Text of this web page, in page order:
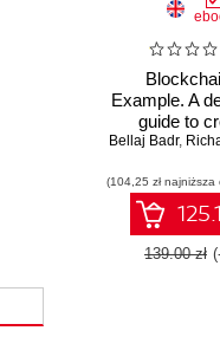
Example. A
guide to
Bitcoin,
Bellaj Badr,
(104,25 zł
139.00 zł